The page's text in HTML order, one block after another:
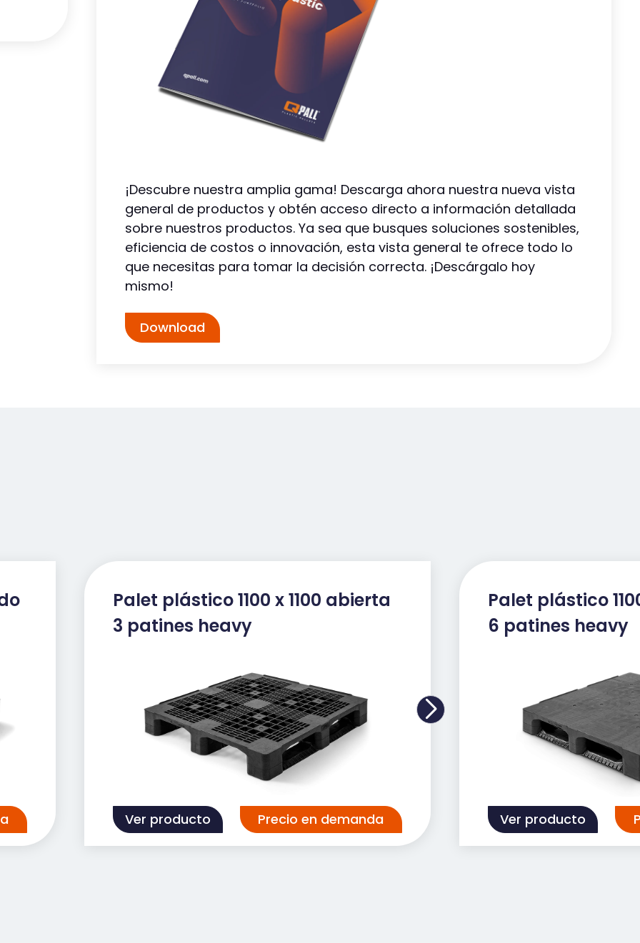
¡Descubre nuestra amplia gama! Descarga ahora nuestra nueva vista
general de productos y obtén acceso directo a información detallada
sobre nuestros productos. Ya sea que busques soluciones sostenibles,
eficiencia de costos o innovación, esta vista general te ofrece todo lo
que necesitas para tomar la decisión correcta. ¡Descárgalo hoy
mismo!
Download
Palet plástico 1100 x 1100 abierta
3 patines heavy
Ver producto Precio en demanda
Palet plástico
6 patines heavy
Ver producto